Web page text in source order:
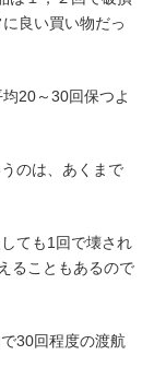
良い買い物だっ
20～30回保つよ
のは、あくまで
ても1回で壊され
ることもあるので
30回程度の渡航